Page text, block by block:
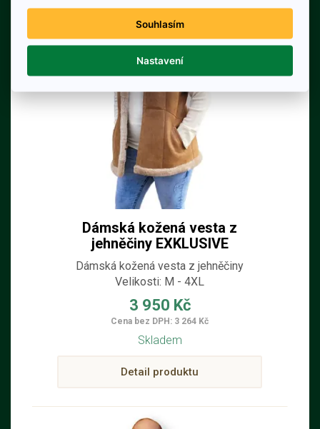
Dámská kožená vesta z
jehněčiny EXKLUSIVE
Dámská kožená vesta z jehněčiny
Velikosti: M - 4XL
3 950 Kč
Cena bez DPH: 3 264 Kč
Skladem
Detail produktu
Souhlasím
Nastavení